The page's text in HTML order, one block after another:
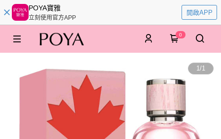
POYA寶雅
立刻使用官方APP
開啟APP
0
1/1